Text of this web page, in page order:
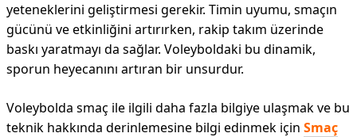
yeteneklerini geliştirmesi gerekir. Timin uyumu, smaçın
gücünü ve etkinliğini artırırken, rakip takım üzerinde
baskı yaratmayı da sağlar. Voleyboldaki bu dinamik,
sporun heyecanını artıran bir unsurdur.
Voleybolda smaç ile ilgili daha fazla bilgiye ulaşmak ve bu
teknik hakkında derinlemesine bilgi edinmek için Smaç